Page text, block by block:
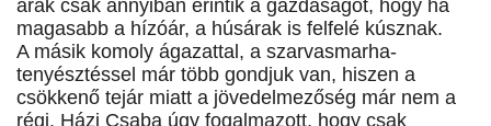
árak csak annyiban érintik a gazdaságot, hogy ha
magasabb a hízóár, a húsárak is felfelé kúsznak.
A másik komoly ágazattal, a szarvasmarha-
tenyésztéssel már több gondjuk van, hiszen a
csökkenő tejár miatt a jövedelmezőség már nem a
régi. Házi Csaba úgy fogalmazott, hogy csak